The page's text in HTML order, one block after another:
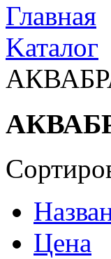
Главная
Kаталог
Цена